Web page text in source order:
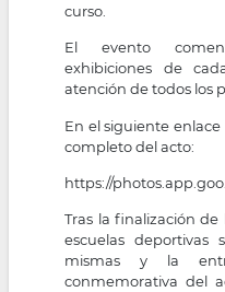
curso.
El evento
exhibiciones de
atención de todos los
En el siguiente
completo del acto:
https://
Tras la finalización de
escuelas
mismas y la
conmemorativa del